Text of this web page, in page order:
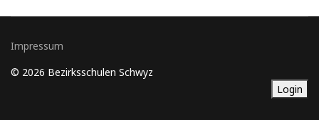
Impressum
© 2026 Bezirksschulen Schwyz
Login